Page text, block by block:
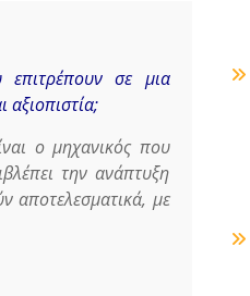
επιτρέπουν σε μια
αξιοπιστία;
ο μηχανικός που
την ανάπτυξη
αποτελεσματικά, με